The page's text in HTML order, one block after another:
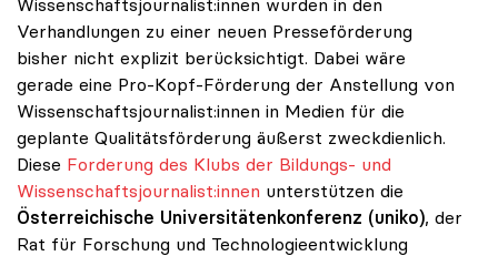
Verhandlungen zu einer neuen Presseförderung
bisher nicht explizit berücksichtigt. Dabei wäre
gerade eine Pro-Kopf-Förderung der Anstellung von
Wissenschaftsjournalist:innen in Medien für die
geplante Qualitätsförderung äußerst zweckdienlich.
Diese Forderung des Klubs der Bildungs- und
Wissenschaftsjournalist:innen unterstützen die
Österreichische Universitätenkonferenz (uniko), der
Rat für Forschung und Technologieentwicklung